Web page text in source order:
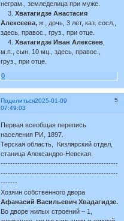
неграм., земледелица при муже.
3.Хватагидзе Анастасия
Алексеева, ж., дочь, 3 лет, каз. сосл.,
здесь, правос., груз., при отце.
4.Хватагидзе Иван Алексеев
м.п., сын, 10 мц., здесь, правос.,
груз., при отце.
0
Поделиться 5
2025-01-09
07:49:03
Первая всеобщая перепись
населения РИ, 1897.
Терская область, Кизлярский отдел,
станица Александро-Невская.
-------------------------------------------------
-------------------------------------------------
-------
Хозяин собственного двора
Афанасий Васильевич Хвадагидзе.
Во дворе жилых строений – 1,